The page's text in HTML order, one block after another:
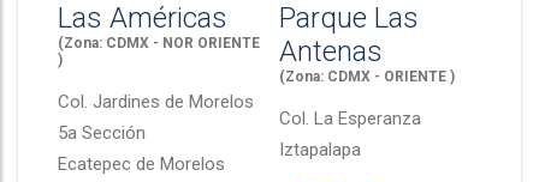
Las Américas
(Zona: CDMX - NOR ORIENTE
)
Col. Jardines de Morelos
5a Sección
Ecatepec de Morelos
Parque Las
Antenas
(Zona: CDMX - ORIENTE )
Col. La Esperanza
Iztapalapa